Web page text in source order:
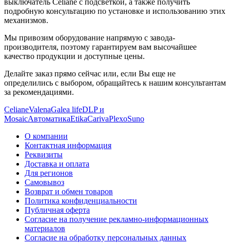
выключатель Celiane с подсветкой, а также получить
подробную консультацию по установке и использованию этих
механизмов.
Мы привозим оборудование напрямую с завода-
производителя, поэтому гарантируем вам высочайшее
качество продукции и доступные цены.
Делайте заказ прямо сейчас или, если Вы еще не
определились с выбором, обращайтесь к нашим консультантам
за рекомендациями.
CelianeValenaGalea lifeDLP и
MosaicАвтоматикаEtikaCarivaPlexoSuno
О компании
Контактная информация
Реквизиты
Доставка и оплата
Для регионов
Самовывоз
Возврат и обмен товаров
Политика конфиденциальности
Публичная оферта
Согласие на получение рекламно-информационных
материалов
Согласие на обработку персональных данных